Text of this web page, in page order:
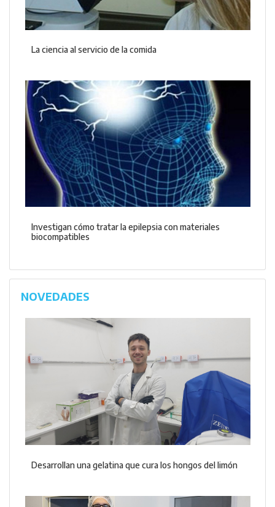
La ciencia al servicio de la comida
Investigan cómo tratar la epilepsia con materiales
biocompatibles
NOVEDADES
Desarrollan una gelatina que cura los hongos del limón